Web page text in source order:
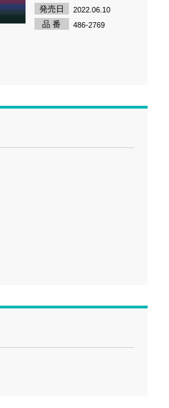
発売日
2022.06.10
品 番 486-2769